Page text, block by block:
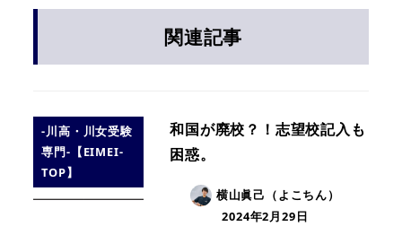
関連記事
-川高・川女受験
専門-【EIMEI-
TOP】
和国が廃校？！志望校記入も
困惑。
横山眞己（よこちん）
2024年2月29日